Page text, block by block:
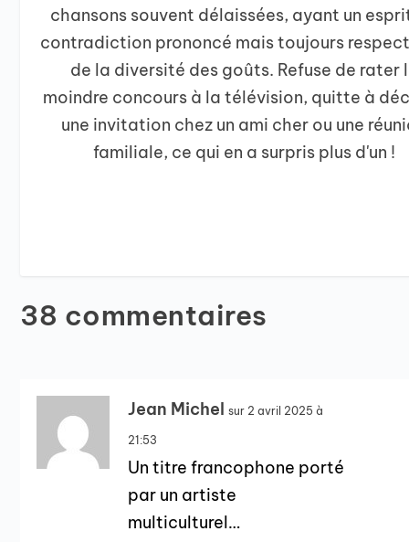
chansons souvent délaissées, ayant un
contradiction prononcé mais toujours
de la diversité des goûts. Refuse de rater
moindre concours à la télévision, quitte à
une invitation chez un ami cher ou une
familiale, ce qui en a surpris plus d'un !
38 commentaires
Jean Michel sur 2 avril 2025 à
21:53
Un titre francophone porté
par un artiste
multiculturel…